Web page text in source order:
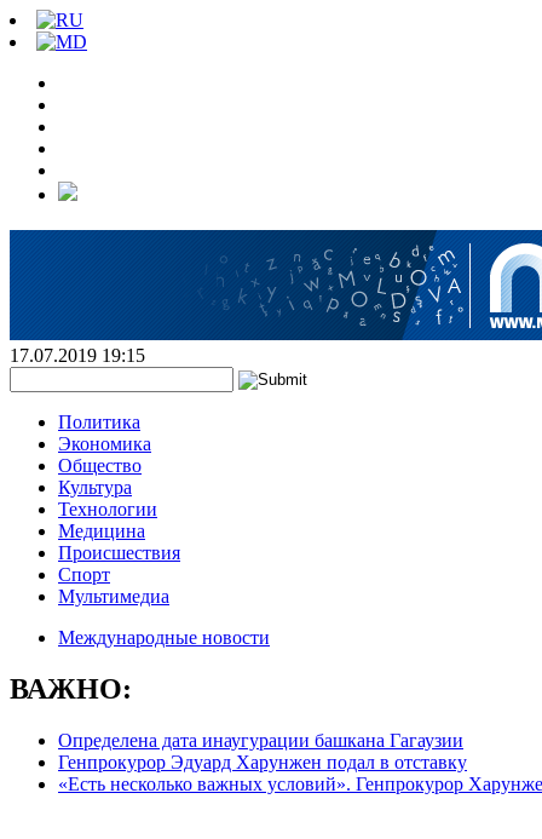
17.07.2019 19:15
Политика
Экономика
Общество
Культура
Технологии
Медицина
Происшествия
Спорт
Мультимедиа
Международные новости
ВАЖНО:
Определена дата инаугурации башкана Гагаузии
Генпрокурор Эдуард Харунжен подал в отставку
«Есть несколько важных условий». Генпрокурор